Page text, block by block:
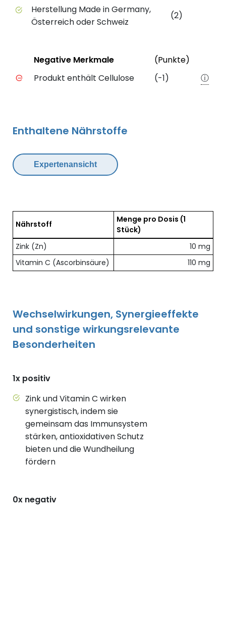
Positive Merkmale des Produkts mit
Herstellung Made in Germany,
Österreich oder Schweiz
(2)
Negative Merkmale des Produkts mit Punkteabzug
StatusNegative Merkmale (Punkte)
Produkt enthält Cellulose
(-1) ⓘ
Enthaltene Nährstoffe
Expertenansicht
Übersicht der enthaltenen Nährstoffe pro Dosis
Nährstoff Menge pro Dosis (1
Stück)
Zink (Zn)
10 mg
Vitamin C (Ascorbinsäure)
110 mg
Wechselwirkungen, Synergieeffekte
und sonstige wirkungsrelevante
Besonderheiten
1x positiv
Zink und Vitamin C wirken
synergistisch, indem sie
gemeinsam das Immunsystem
stärken, antioxidativen Schutz
bieten und die Wundheilung
fördern
0x negativ